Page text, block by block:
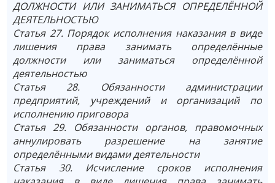
ДОЛЖНОСТИ ИЛИ ЗАНИМАТЬСЯ ОПРЕДЕЛЁННОЙ
ДЕЯТЕЛЬНОСТЬЮ
Статья 27. Порядок исполнения наказания в виде
лишения права занимать определённые
должности или заниматься определённой
деятельностью
Статья 28. Обязанности администрации
предприятий, учреждений и организаций по
исполнению приговора
Статья 29. Обязанности органов, правомочных
аннулировать разрешение на занятие
определёнными видами деятельности
Статья 30. Исчисление сроков исполнения